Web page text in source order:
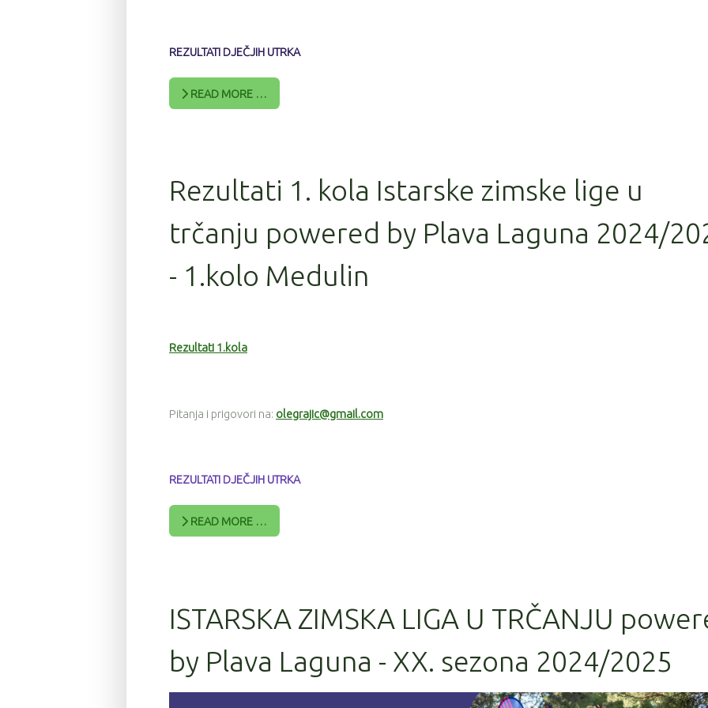
REZULTATI DJEČJIH UTRKA
READ MORE …
Rezultati 1. kola Istarske zimske lige u
trčanju powered by Plava Laguna 2024/
- 1.kolo Medulin
Rezultati 1.kola
Pitanja i prigovori na: olegrajic@gmail.com
REZULTATI DJEČJIH UTRKA
READ MORE …
ISTARSKA ZIMSKA LIGA U TRČANJU
by Plava Laguna - XX. sezona 2024/2025